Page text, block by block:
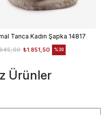
Tanca Kadın Şapka 14817
₺1.851,50 %30
Ürünler